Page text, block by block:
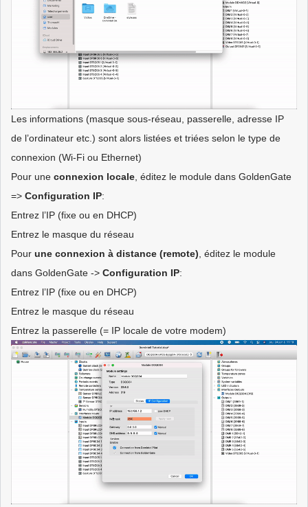
Les informations (masque sous-réseau, passerelle, adresse IP
de l’ordinateur etc.) sont alors listées et triées selon le type de
connexion (Wi-Fi ou Ethernet)
Pour une connexion locale , éditez le module dans GoldenGate
=> Configuration IP:
Entrez l’IP (fixe ou en DHCP)
Entrez le masque du réseau
Pour une connexion à distance (remote) , éditez le module
dans GoldenGate -> Configuration IP:
Entrez l’IP (fixe ou en DHCP)
Entrez le masque du réseau
Entrez la passerelle (= IP locale de votre modem)